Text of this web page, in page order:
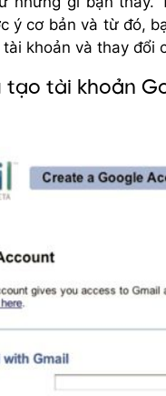
ý cơ bản và từ đó,
khoản và thay đổi
tạo tài khoản